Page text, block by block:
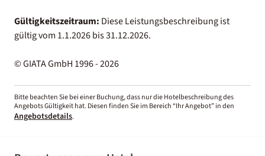
Gültigkeitszeitraum: Diese Leistungsbeschreibung ist
gültig vom 1.1.2026 bis 31.12.2026.
© GIATA GmbH 1996 - 2026
Bitte beachten Sie bei einer Buchung, dass nur die Hotelbeschreibung des
Angebots Gültigkeit hat. Diesen finden Sie im Bereich “Ihr Angebot” in den
Angebotsdetails.